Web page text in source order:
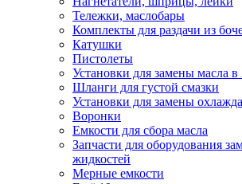
Тележки, маслобары
Комплекты для раздачи из
Катушки
Пистолеты
Установки для замены масла
Шланги для густой смазки
Установки для замены
Воронки
Емкости для сбора масла
Запчасти для оборудования
жидкостей
Мерные емкости